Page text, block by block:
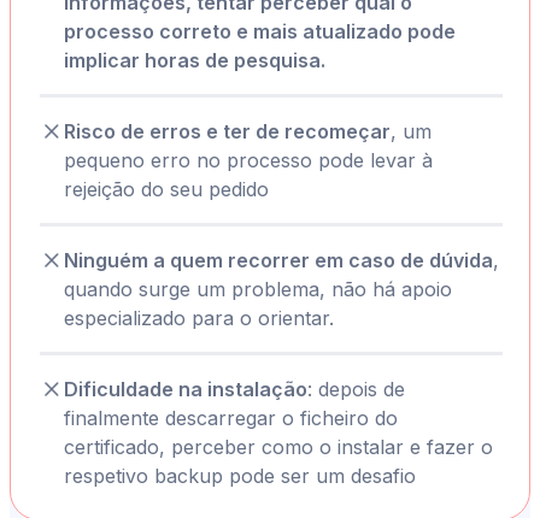
processo correto e mais atualizado pode
implicar horas de pesquisa.
Risco de erros e ter de recomeçar, um
pequeno erro no processo pode levar à
rejeição do seu pedido
Ninguém a quem recorrer em caso de dúvida,
quando surge um problema, não há apoio
especializado para o orientar.
Dificuldade na instalação: depois de
finalmente descarregar o ficheiro do
certificado, perceber como o instalar e fazer o
respetivo backup pode ser um desafio